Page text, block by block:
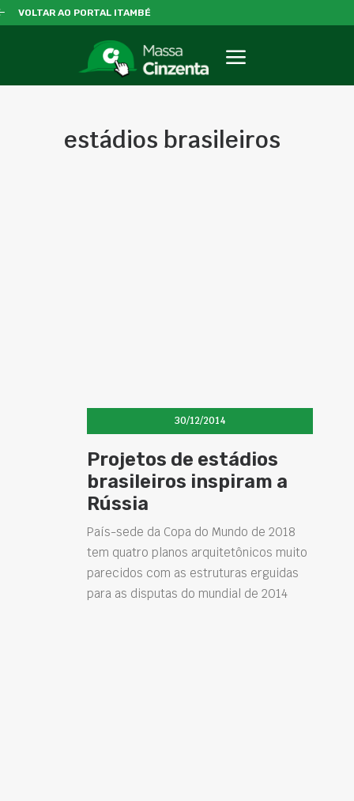
VOLTAR AO PORTAL ITAMBÉ
estádios brasileiros
30/12/2014
Projetos de estádios
brasileiros inspiram a
Rússia
País-sede da Copa do Mundo de 2018
tem quatro planos arquitetônicos muito
parecidos com as estruturas erguidas
para as disputas do mundial de 2014